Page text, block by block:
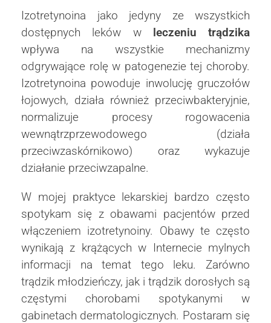
Izotretynoina jako jedyny ze wszystkich
dostępnych leków w leczeniu trądzika
wpływa na wszystkie mechanizmy
odgrywające rolę w patogenezie tej choroby.
Izotretynoina powoduje inwolucję gruczołów
łojowych, działa również przeciwbakteryjnie,
normalizuje procesy rogowacenia
wewnątrzprzewodowego (działa
przeciwzaskórnikowo) oraz wykazuje
działanie przeciwzapalne.
W mojej praktyce lekarskiej bardzo często
spotykam się z obawami pacjentów przed
włączeniem izotretynoiny. Obawy te często
wynikają z krążących w Internecie mylnych
informacji na temat tego leku. Zarówno
trądzik młodzieńczy, jak i trądzik dorosłych są
częstymi chorobami spotykanymi w
gabinetach dermatologicznych. Postaram się